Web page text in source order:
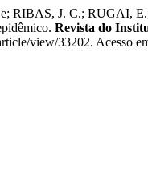
RIBAS, J. C.; RUGAI,
Revista do
view/33202. Acesso